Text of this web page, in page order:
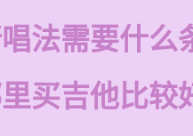
法需要什么
买吉他比较